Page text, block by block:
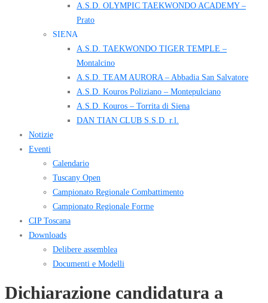
A.S.D. OLYMPIC TAEKWONDO ACADEMY –
Prato
SIENA
A.S.D. TAEKWONDO TIGER TEMPLE –
Montalcino
A.S.D. TEAM AURORA – Abbadia San Salvatore
A.S.D. Kouros Poliziano – Montepulciano
A.S.D. Kouros – Torrita di Siena
DAN TIAN CLUB S.S.D. r.l.
Notizie
Eventi
Calendario
Tuscany Open
Campionato Regionale Combattimento
Campionato Regionale Forme
CIP Toscana
Downloads
Delibere assemblea
Documenti e Modelli
Dichiarazione candidatura a